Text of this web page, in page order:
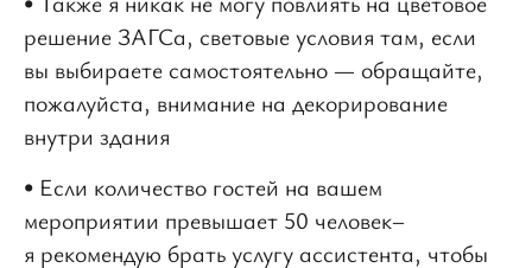
решение ЗАГСа, световые условия там, если
вы выбираете самостоятельно — обращайте,
пожалуйста, внимание на декорирование
внутри здания
• Если количество гостей на вашем
мероприятии превышает 50 человек–
я рекомендую брать услугу ассистента, чтобы